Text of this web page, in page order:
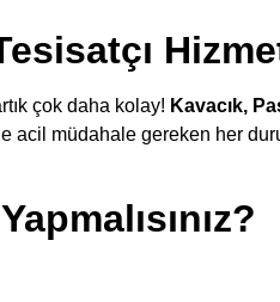
çok daha kolay! Kavacık,
acil müdahale gereken her